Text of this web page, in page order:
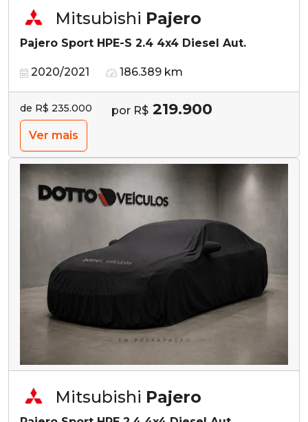
Mitsubishi Pajero
Pajero Sport HPE-S 2.4 4x4 Diesel Aut.
2020/2021 186.389 km
de R$ 235.000 por R$ 219.900
Ver mais
Mitsubishi Pajero